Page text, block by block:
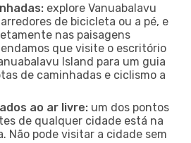
explore Vanuabalavu
de bicicleta ou a pé, e
nas paisagens
que visite o escritório
Island para um guia
de caminhadas e ciclismo a
ao ar livre: um dos pontos
de qualquer cidade está na
Não pode visitar a cidade sem